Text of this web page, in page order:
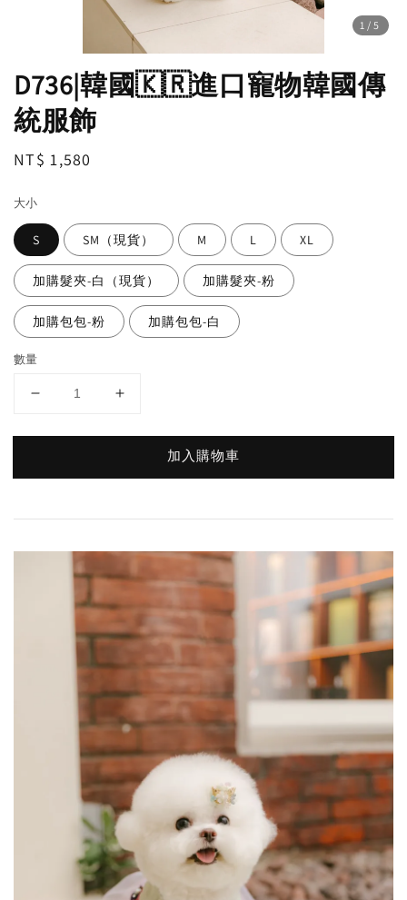
1 /5
D736|韓國🇰🇷進口寵物韓國傳
統服飾
Regular
NT$ 1,580
大小
S SM（現貨） M L XL
加購髮夾-白（現貨） 加購髮夾-粉
加購包包-粉 加購包包-白
數量
加入購物車